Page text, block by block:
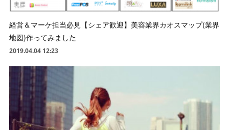
経営＆マーケ担当必見【シェア歓迎】美容業界カオスマップ(業界
地図)作ってみました
2019.04.04 12:23